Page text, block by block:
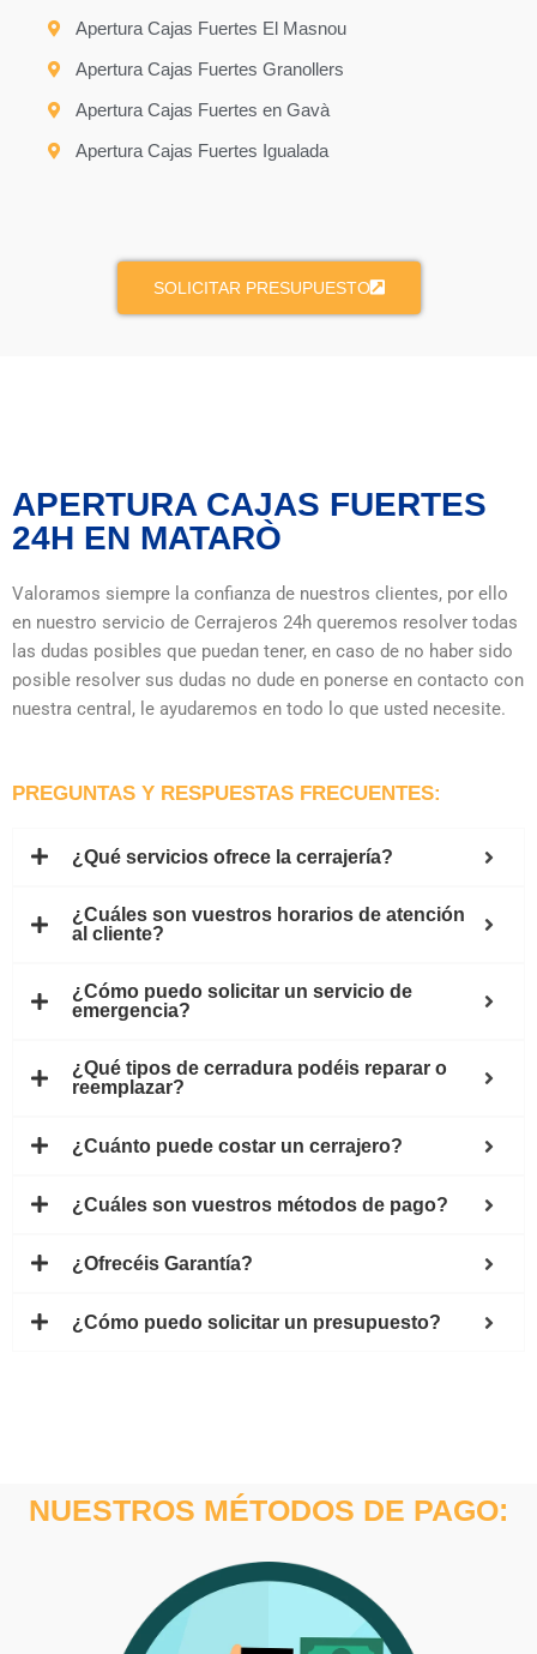
Apertura Cajas Fuertes El Masnou
Apertura Cajas Fuertes Granollers
Apertura Cajas Fuertes en Gavà
Apertura Cajas Fuertes Igualada
SOLICITAR PRESUPUESTO
APERTURA CAJAS FUERTES
24H EN MATARÒ
Valoramos siempre la confianza de nuestros clientes, por ello
en nuestro servicio de Cerrajeros 24h queremos resolver todas
las dudas posibles que puedan tener, en caso de no haber sido
posible resolver sus dudas no dude en ponerse en contacto con
nuestra central, le ayudaremos en todo lo que usted necesite.
PREGUNTAS Y RESPUESTAS FRECUENTES:
¿Qué servicios ofrece la cerrajería?
¿Cuáles son vuestros horarios de atención
al cliente?
¿Cómo puedo solicitar un servicio de
emergencia?
¿Qué tipos de cerradura podéis reparar o
reemplazar?
¿Cuánto puede costar un cerrajero?
¿Cuáles son vuestros métodos de pago?
¿Ofrecéis Garantía?
¿Cómo puedo solicitar un presupuesto?
NUESTROS MÉTODOS DE PAGO: